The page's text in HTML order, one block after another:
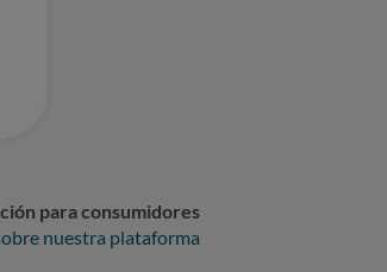
para consumidores
nuestra plataforma